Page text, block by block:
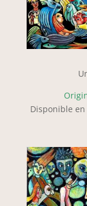
Disponible